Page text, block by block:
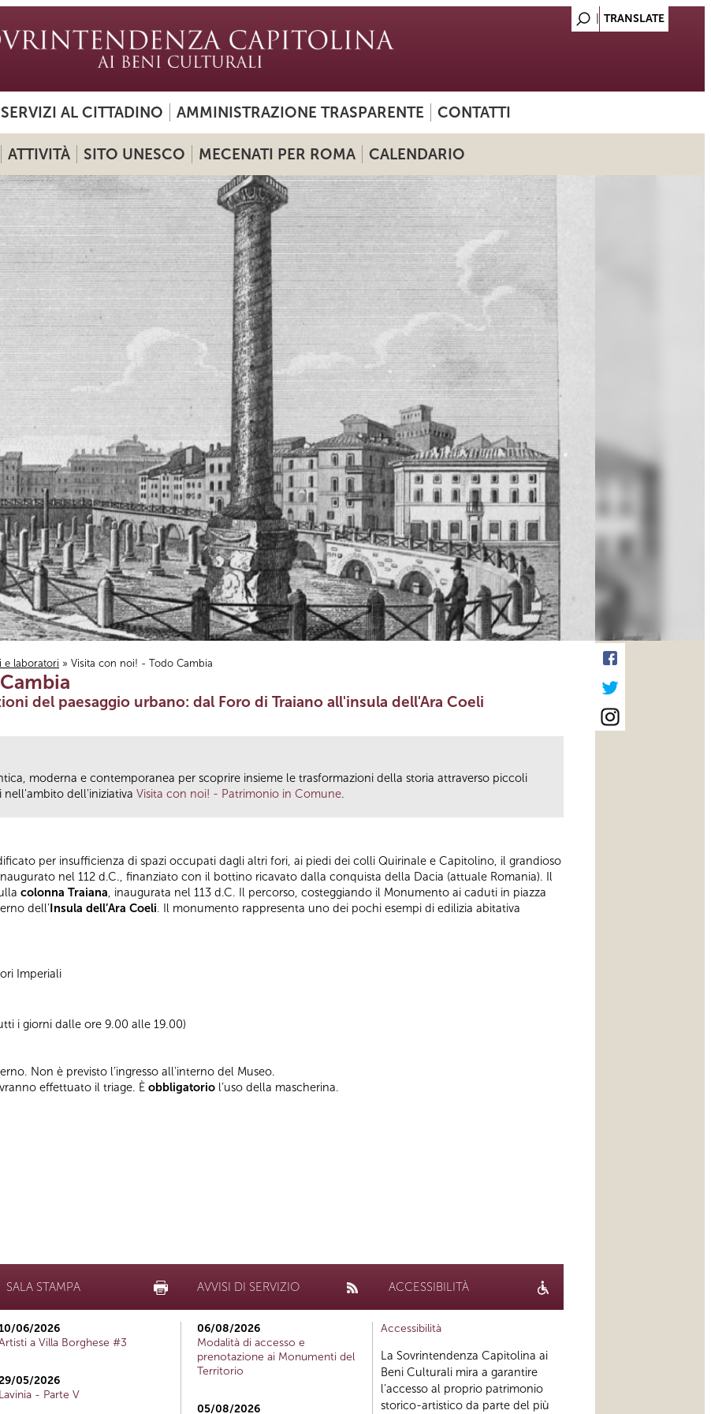
SERVIZI AL CITTADINO AMMINISTRAZIONE TRASPARENTE CONTATTI
ATTIVITÀ SITO UNESCO MECENATI PER ROMA CALENDARIO
e laboratori » Visita con noi! - Todo Cambia
del paesaggio urbano: dal Foro di Traiano all'insula dell'Ara Coeli
moderna e contemporanea per scoprire insieme le trasformazioni della storia attraverso piccoli
nell'ambito dell'iniziativa Visita con noi! - Patrimonio in Comune.
per insufficienza di spazi occupati dagli altri fori, ai piedi dei colli Quirinale e Capitolino, il grandioso
nel 112 d.C., finanziato con il bottino ricavato dalla conquista della Dacia (attuale Romania). Il
colonna Traiana , inaugurata nel 113 d.C. Il percorso, costeggiando il Monumento ai caduti in piazza
dell’Insula dell’Ara Coeli. Il monumento rappresenta uno dei pochi esempi di edilizia abitativa
Imperiali
i giorni dalle ore 9.00 alle 19.00)
Non è previsto l’ingresso all’interno del Museo.
effettuato il triage. È obbligatorio l’uso della mascherina.
SALA STAMPA
06/2026
a Villa Borghese #3
05/2026
Lavinia - Parte V
AVVISI DI SERVIZIO
06/08/2026
Modalità di accesso e
prenotazione ai Monumenti del
Territorio
05/08/2026
ACCESSIBILITÀ
Accessibilità
La Sovrintendenza Capitolina ai
Beni Culturali mira a garantire
l’accesso al proprio patrimonio
storico-artistico da parte del più